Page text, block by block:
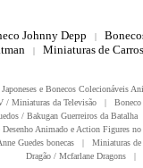
Johnny Depp |
| Miniaturas de
e Bonecos Colecionáveis
/ Miniaturas da Televisão |
/ Bakugan Guerreiros da Batalha
Animado e Action Figures
Guedes bonecas |
Miniaturas
Dragão / Mcfarlane Dragons
|